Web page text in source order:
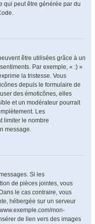
qui peut être générée par du
être utilisées grâce à un
Par exemple, « :) »
la tristesse. Vous
depuis le formulaire de
des émoticônes, elles
et un modérateur pourrait
Les
limiter le nombre
message.
Si les
de pièces jointes, vous
le cas contraire, vous
hébergée sur un serveur
mon-
de lien vers des images